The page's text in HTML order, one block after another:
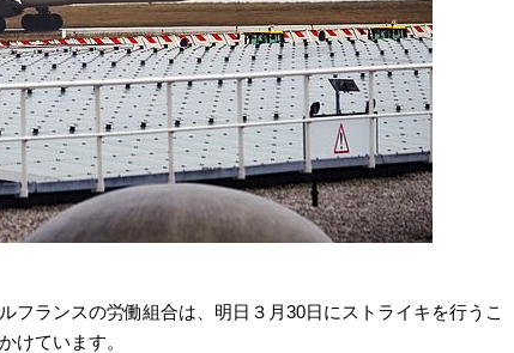
フランスの労働組合は、明日３月30日にストライキを行うこ
けています。